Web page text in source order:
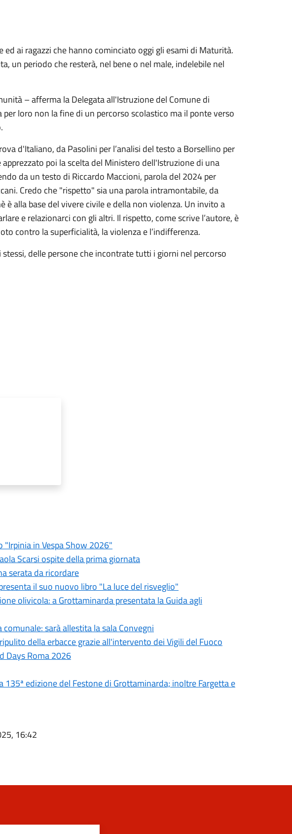
ed ai ragazzi che hanno cominciato oggi gli esami di Maturità.
un periodo che resterà, nel bene o nel male, indelebile nel
– afferma la Delegata all'Istruzione del Comune di
loro non la fine di un percorso scolastico ma il ponte verso
d'Italiano, da Pasolini per l’analisi del testo a Borsellino per
poi la scelta del Ministero dell'Istruzione di una
da un testo di Riccardo Maccioni, parola del 2024 per
Credo che "rispetto" sia una parola intramontabile, da
è alla base del vivere civile e della non violenza. Un invito a
e relazionarci con gli altri. Il rispetto, come scrive l’autore, è
contro la superficialità, la violenza e l’indifferenza.
delle persone che incontrate tutti i giorni nel percorso
"Irpinia in Vespa Show 2026"
Scarsi ospite della prima giornata
serata da ricordare
il suo nuovo libro "La luce del risveglio"
olivicola: a Grottaminarda presentata la Guida agli
sarà allestita la sala Convegni
della erbacce grazie all'intervento dei Vigili del Fuoco
Days Roma 2026
edizione del Festone di Grottaminarda; inoltre Fargetta e
16:42